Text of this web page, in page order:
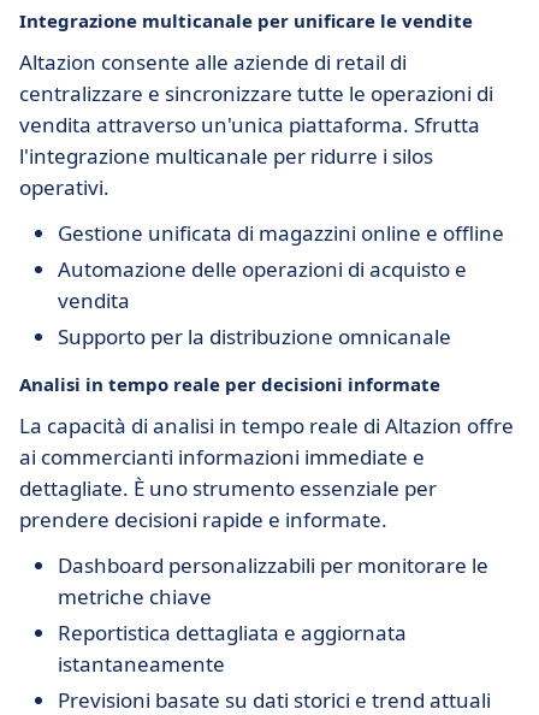
Integrazione multicanale per unificare le vendite
Altazion consente alle aziende di retail di
centralizzare e sincronizzare tutte le operazioni di
vendita attraverso un'unica piattaforma. Sfrutta
l'integrazione multicanale per ridurre i silos
operativi.
Gestione unificata di magazzini online e offline
Automazione delle operazioni di acquisto e
vendita
Supporto per la distribuzione omnicanale
Analisi in tempo reale per decisioni informate
La capacità di analisi in tempo reale di Altazion offre
ai commercianti informazioni immediate e
dettagliate. È uno strumento essenziale per
prendere decisioni rapide e informate.
Dashboard personalizzabili per monitorare le
metriche chiave
Reportistica dettagliata e aggiornata
istantaneamente
Previsioni basate su dati storici e trend attuali